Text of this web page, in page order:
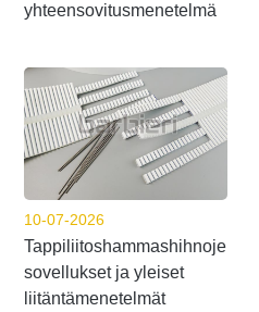
yhteensovitusmenetelmä
10-07-2026
Tappiliitoshammashihnojen
sovellukset ja yleiset
liitäntämenetelmät